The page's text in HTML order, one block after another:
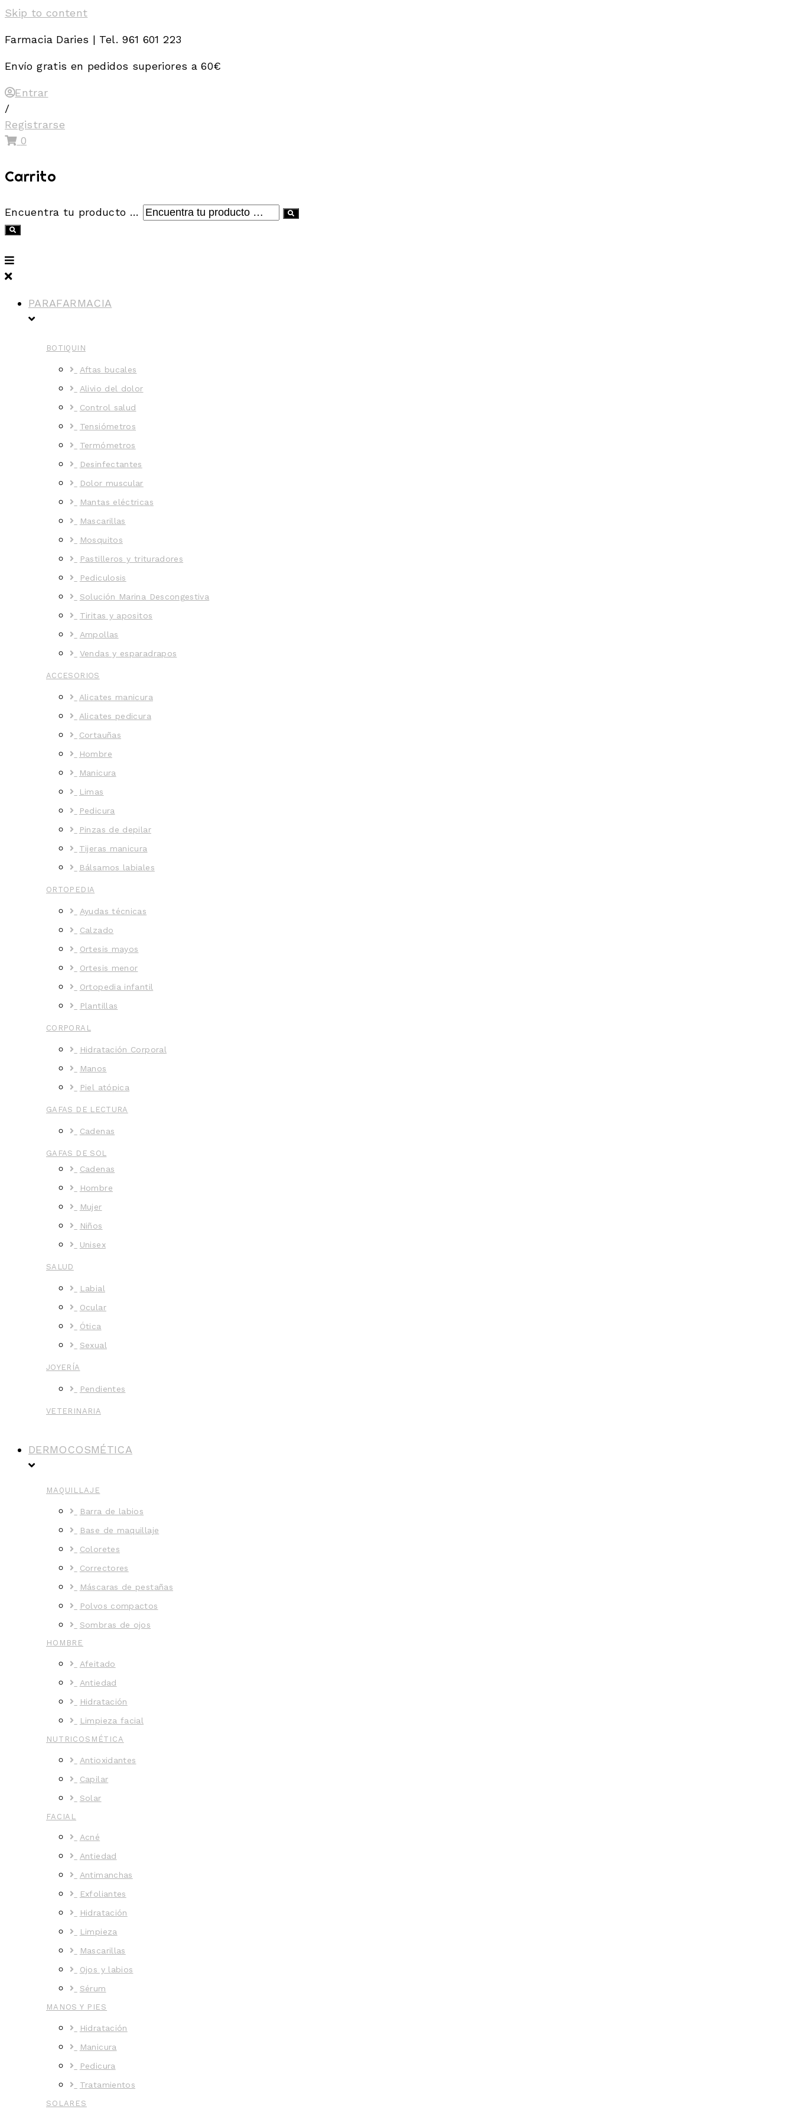
Skip to content
Farmacia Daries | Tel. 961 601 223
Envío gratis en pedidos superiores a 60€
Entrar
/
Registrarse
0
Carrito
Encuentra tu producto …
PARAFARMACIA
BOTIQUIN
Aftas bucales
Alivio del dolor
Control salud
Tensiómetros
Termómetros
Desinfectantes
Dolor muscular
Mantas eléctricas
Mascarillas
Mosquitos
Pastilleros y trituradores
Pediculosis
Solución Marina Descongestiva
Tiritas y apositos
Ampollas
Vendas y esparadrapos
ACCESORIOS
Alicates manicura
Alicates pedicura
Cortauñas
Hombre
Manicura
Limas
Pedicura
Pinzas de depilar
Tijeras manicura
Bálsamos labiales
ORTOPEDIA
Ayudas técnicas
Calzado
Ortesis mayos
Ortesis menor
Ortopedia infantil
Plantillas
CORPORAL
Hidratación Corporal
Manos
Piel atópica
GAFAS DE LECTURA
Cadenas
GAFAS DE SOL
Cadenas
Hombre
Mujer
Niños
Unisex
SALUD
Labial
Ocular
Ótica
Sexual
JOYERÍA
Pendientes
VETERINARIA
DERMOCOSMÉTICA
MAQUILLAJE
Barra de labios
Base de maquillaje
Coloretes
Correctores
Máscaras de pestañas
Polvos compactos
Sombras de ojos
HOMBRE
Afeitado
Antiedad
Hidratación
Limpieza facial
NUTRICOSMÉTICA
Antioxidantes
Capilar
Solar
FACIAL
Acné
Antiedad
Antimanchas
Exfoliantes
Hidratación
Limpieza
Mascarillas
Ojos y labios
Sérum
MANOS Y PIES
Hidratación
Manicura
Pedicura
Tratamientos
SOLARES